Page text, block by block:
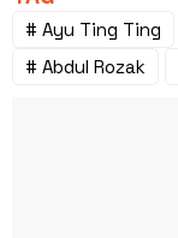
# Ayu Ting Ting
# Abdul Rozak